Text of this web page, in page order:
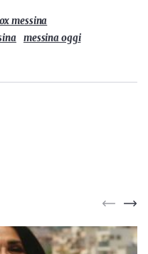
messina
messina oggi